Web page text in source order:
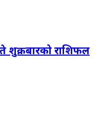
राशिफल